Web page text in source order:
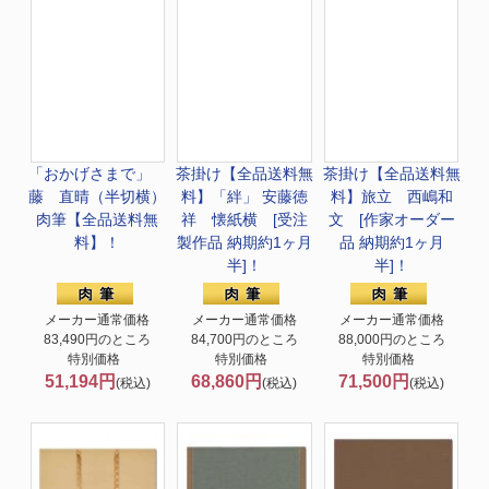
「おかげさまで」
藤 直晴（半切横）
肉筆【全品送料無
料】！
メーカー通常価格
83,490円のところ
特別価格
51,194円 (税込)
茶掛け【全品送料無
料】
「絆」 安藤徳
祥 懐紙横 [受注
製作品 納期約1ヶ月
半]！
メーカー通常価格
84,700円のところ
特別価格
68,860円(税込)
茶掛け【全品送料無
料】 旅立 西嶋和
文 [作家オーダー
品 納期約1ヶ月
半]！
メーカー通常価格
88,000円のところ
特別価格
71,500円(税込)